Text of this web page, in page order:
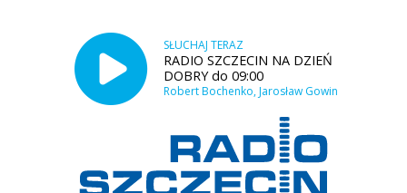
SŁUCHAJ TERAZ
RADIO SZCZECIN NA DZIEŃ
DOBRY do 09:00
Robert Bochenko, Jarosław Gowin